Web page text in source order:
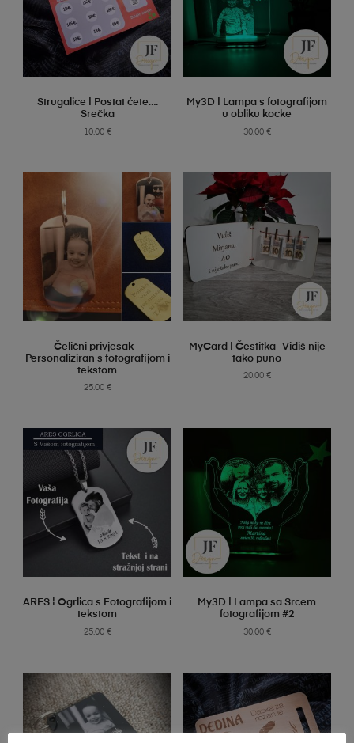
SELECT OPTIONS
Strugalice | Postat ćete….
Srečka
10.00 €
SELECT OPTIONS
My3D | Lampa s fotografijom
u obliku kocke
30.00 €
SELECT OPTIONS
Čelični privjesak –
Personaliziran s fotografijom i
tekstom
25.00 €
SELECT OPTIONS
MyCard | Čestitka- Vidiš nije
tako puno
20.00 €
SELECT OPTIONS
ARES ¦ Ogrlica s Fotografijom i
tekstom
25.00 €
SELECT OPTIONS
My3D | Lampa sa Srcem
fotografijom #2
30.00 €